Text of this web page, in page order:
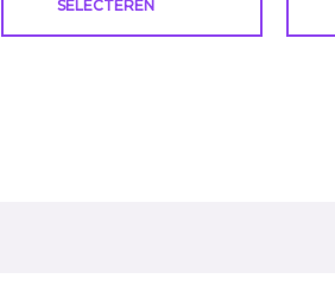
SELECTEREN